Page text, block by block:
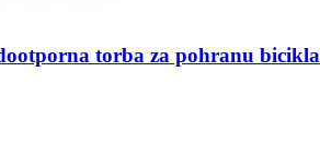
torba za pohranu bicikla